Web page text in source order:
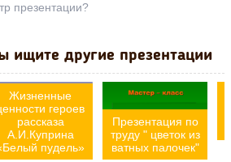
презентации?
ищите другие презентации
Жизненные
героев
рассказа
А.И.Куприна
пудель»
Презентация по
труду " цветок из
ватных палочек"